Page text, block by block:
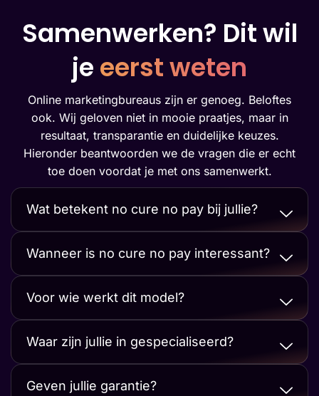
Samenwerken? Dit wil
je eerst weten
Online marketingbureaus zijn er genoeg. Beloftes
ook. Wij geloven niet in mooie praatjes, maar in
resultaat, transparantie en duidelijke keuzes.
Hieronder beantwoorden we de vragen die er echt
toe doen voordat je met ons samenwerkt.
Wat betekent no cure no pay bij jullie?
Wanneer is no cure no pay interessant?
Voor wie werkt dit model?
Waar zijn jullie in gespecialiseerd?
Geven jullie garantie?